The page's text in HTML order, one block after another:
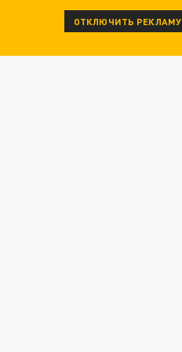
ОТКЛЮЧИТЬ РЕКЛАМУ